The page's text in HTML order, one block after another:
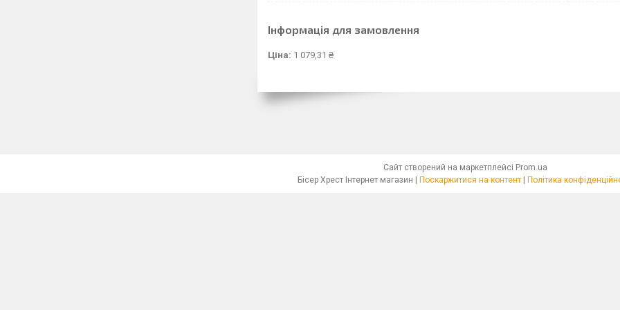
Інформація для замовлення
Ціна: 1 079,31 ₴
Сайт створений на маркетплейсі Prom.ua
Бісер Хрест Інтернет магазин | Поскаржитися на контент | Політика